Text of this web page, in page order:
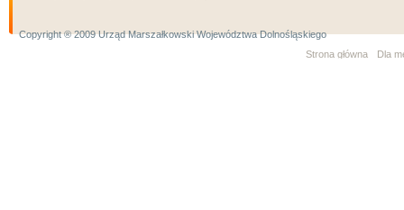
Copyright ® 2009 Urząd Marszałkowski Województwa Dolnośląskiego
Strona główna
Dla